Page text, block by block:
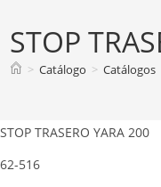
STOP
> Catálogo > Catálogos
STOP TRASERO YARA 200
62-516